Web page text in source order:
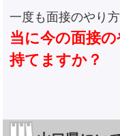
一度も面接のやり
当に今の面接
持てますか？